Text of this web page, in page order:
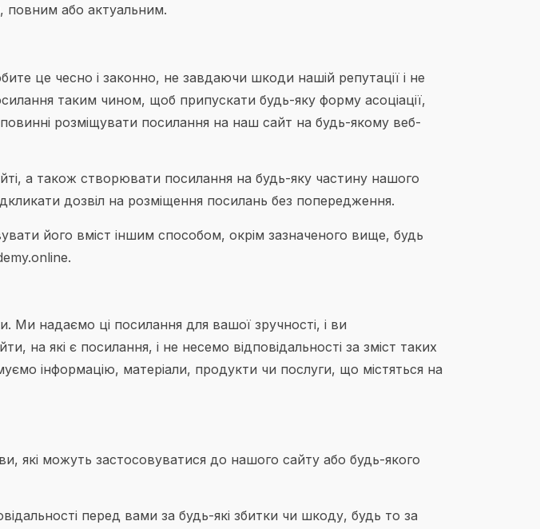
повним або актуальним.
це чесно і законно, не завдаючи шкоди нашій репутації і не
таким чином, щоб припускати будь-яку форму асоціації,
розміщувати посилання на наш сайт на будь-якому веб-
а також створювати посилання на будь-яку частину нашого
дозвіл на розміщення посилань без попередження.
його вміст іншим способом, окрім зазначеного вище, будь
Ми надаємо ці посилання для вашої зручності, і ви
які є посилання, і не несемо відповідальності за зміст таких
інформацію, матеріали, продукти чи послуги, що містяться на
які можуть застосовуватися до нашого сайту або будь-якого
перед вами за будь-які збитки чи шкоду, будь то за